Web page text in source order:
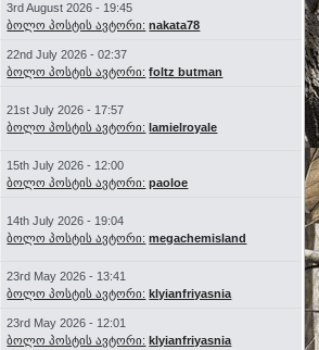
3rd August 2026 - 19:45
ბოლო პოსტის ავტორი: nakata78
22nd July 2026 - 02:37
ბოლო პოსტის ავტორი: foltz butman
21st July 2026 - 17:57
ბოლო პოსტის ავტორი: lamielroyale
15th July 2026 - 12:00
ბოლო პოსტის ავტორი: paoloe
14th July 2026 - 19:04
ბოლო პოსტის ავტორი: megachemisland
23rd May 2026 - 13:41
ბოლო პოსტის ავტორი: klyianfriyasnia
23rd May 2026 - 12:01
ბოლო პოსტის ავტორი: klyianfriyasnia